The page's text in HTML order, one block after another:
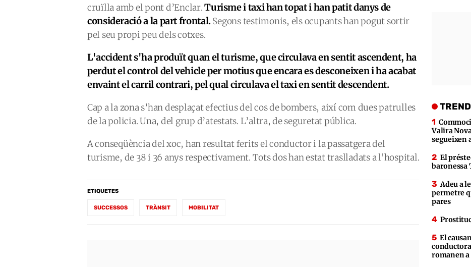
cruïlla amb el pont d’Enclar.Turisme i taxi han topat i han patit danys de
consideració a la part frontal.Segons testimonis, els ocupants han pogut sortir
pel seu propi peu dels cotxes.
L'accident s'ha produït quan el turisme, que circulava en sentit ascendent, ha
perdut el control del vehicle per motius que encara es desconeixen i ha acabat
envaint el carril contrari, pel qual circulava el taxi en sentit descendent.
Cap a la zona s’han desplaçat efectius del cos de bombers, així com dues patrulles
de la policia. Una, del grup d’atestats. L’altra, de seguretat pública.
A conseqüència del xoc, han resultat ferits el conductor i la passatgera del
turisme, de 38 i 36 anys respectivament. Tots dos han estat traslladats a l'hospital.
ETIQUETES
SUCCESSOS TRÀNSIT MOBILITAT
Valira
segueixen
El
baronessa
Adeu a
permetre
pares
El
romanen a